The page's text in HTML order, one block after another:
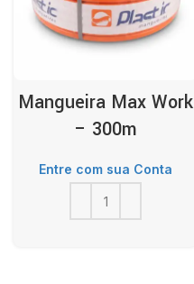
Mangueira Max Work
– 300m
Entre com sua Conta